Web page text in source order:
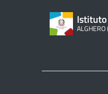
Istituto
ALGHERO